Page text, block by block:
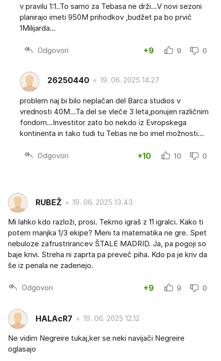
v pravilu 1:1..To samo za Tebasa ne drži...V novi sezoni
planirajo imeti 950M prihodkov ,budžet pa bo prvič
1Milijarda...
Odgovori +9 9 0
26250440 19. 06. 2025 14.27
problem naj bi bilo neplačan del Barca studios v
vrednosti 40M...Ta del se vleče 3 leta,ponujen različnim
fondom...Investitor zato bo nekdo iz Evropskega
kontinenta in tako tudi tu Tebas ne bo imel možnosti...
Odgovori +10 10 0
RUBEŽ 19. 06. 2025 13.43
Mi lahko kdo razloži, prosi. Tekmo igraš z 11 igralci. Kako ti
potem manjka 1/3 ekipe? Meni ta matematika ne gre. Spet
nebuloze zafrustrirancev ŠTALE MADRID. Ja, pa pogoji so
baje krivi. Streha ni zaprta pa preveč piha. Kdo pa je kriv da
še iz penala ne zadenejo.
Odgovori +9 9 0
HALAcR7 19. 06. 2025 12.12
Ne vidim Negreire tukaj,ker se neki navijači Negreire
oglasajo